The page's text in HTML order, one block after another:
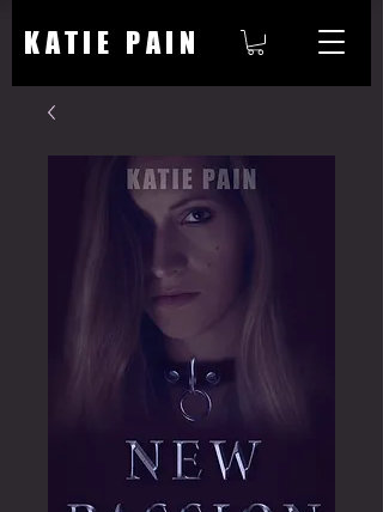
KATIE PAIN